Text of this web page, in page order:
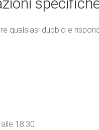
qualsiasi dubbio e
18:30.